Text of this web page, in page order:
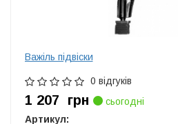
Важіль підвіски
0 відгуків
1 207 грн
сьогодні
Артикул: